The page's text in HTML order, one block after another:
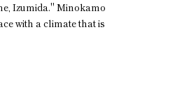
Izumida." Minokamo
with a climate that is